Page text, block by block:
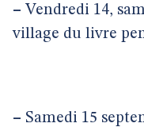
– Vendredi 14,
village du livre
– Samedi 15